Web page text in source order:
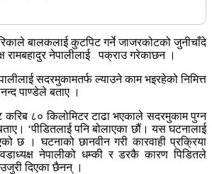
बालकलाई कुटपिट गर्ने जाजरकोटको जुनीचाँदे
रामबहादुर नेपालीलाई पक्राउ गरेकाछन ।
सदरमुकामतर्फ ल्याउने काम भइरहेको निमित्त
पाण्डेले बताए ।
८० किलोमिटर टाढा भएकाले सदरमुकाम पुग्न
‘पीडितलाई पनि बोलाएका छौं। यस घटनालाई
छ । घटनाको छानवीन गरी कारवाही प्रक्रिया
नेपालीको धम्की र डरकै कारण पिडितले
दिएका छैनन् ।